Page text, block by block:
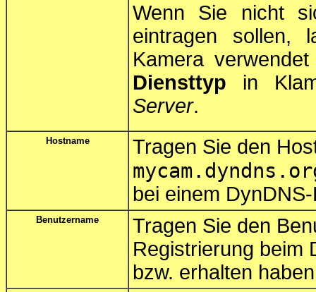
Wenn Sie nicht
eintragen sollen,
Kamera
Diensttyp in
Server.
Hostname Tragen Sie den
bei einem
Benutzername
Tragen Sie den
Registrierung beim
bzw. erhalten